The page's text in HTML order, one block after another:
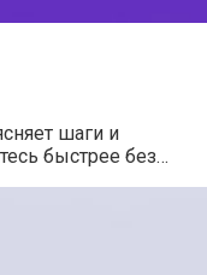
шаги и
быстрее без…